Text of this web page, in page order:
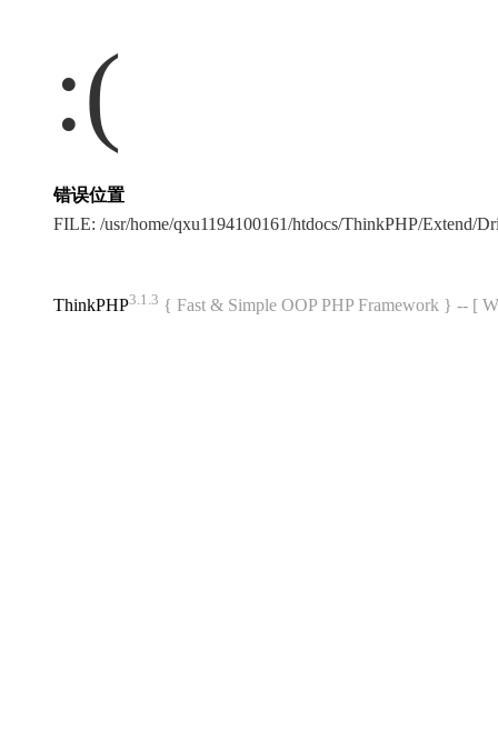
:(
错误位置
FILE: /usr/home/qxu1194100161/htdocs/ThinkPHP/
ThinkPHP3.1.3 { Fast & Simple OOP PHP Framework } -- [